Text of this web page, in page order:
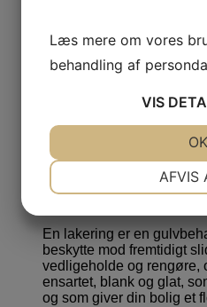
Hvad koster
opgaven – antal
Gulvservice starter vores
kvadratmeter, Du kan
få et uforpligtende tilbud
Hvad er
En lakering er en
beskytte mod fremtidigt
vedligeholde og rengøre,
ensartet, blank og glat,
og som giver din bolig et
Læs mere om vores
behandling af
VIS
MARKETING
AFVIS
OK